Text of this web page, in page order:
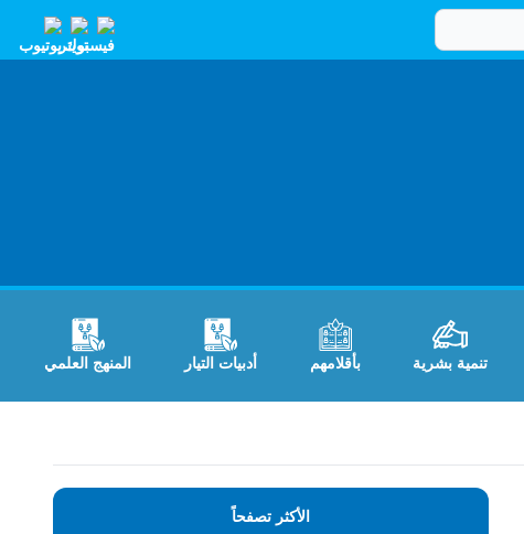
تنمية بشرية بأقلامهم أدبيات التيار المنهج العلمي
الأكثر تصفحاً